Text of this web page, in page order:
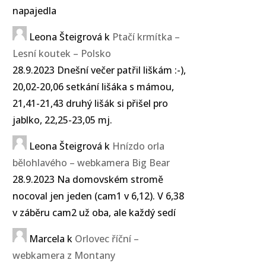
napajedla
Leona Šteigrová k Ptačí krmítka –
Lesní koutek – Polsko
28.9.2023 Dnešní večer patřil liškám :-),
20,02-20,06 setkání lišáka s mámou,
21,41-21,43 druhý lišák si přišel pro
jablko, 22,25-23,05 mj.
Leona Šteigrová k Hnízdo orla
bělohlavého – webkamera Big Bear
28.9.2023 Na domovském stromě
nocoval jen jeden (cam1 v 6,12). V 6,38
v záběru cam2 už oba, ale každý sedí
Marcela k Orlovec říční –
webkamera z Montany